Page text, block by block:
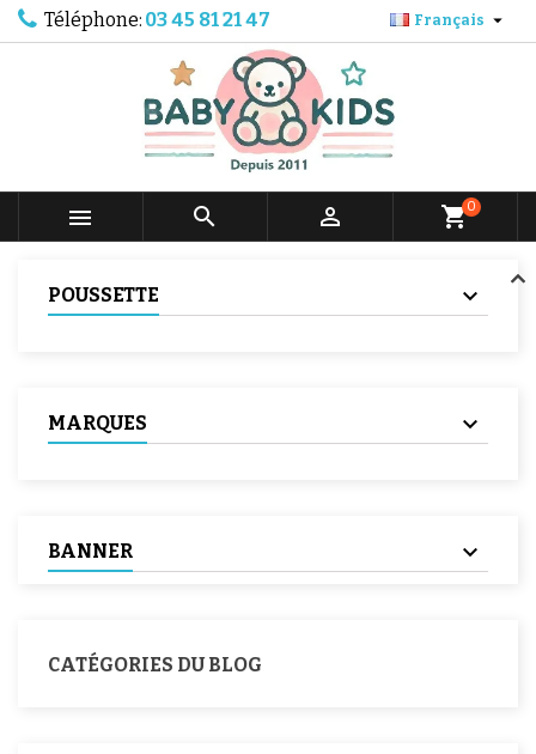
Téléphone: 03 45 81 21 47 Français 
   shopping_cart0
POUSSETTE
MARQUES
BANNER
CATÉGORIES DU BLOG